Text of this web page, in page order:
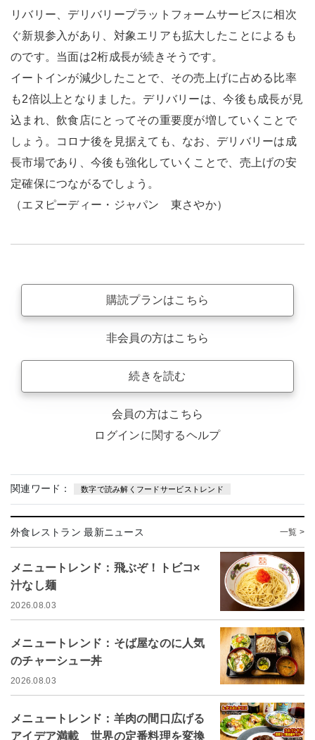
リバリー、デリバリープラットフォームサービスに相次
ぐ新規参入があり、対象エリアも拡大したことによるも
のです。当面は2桁成長が続きそうです。
イートインが減少したことで、その売上げに占める比率
も2倍以上となりました。デリバリーは、今後も成長が見
込まれ、飲食店にとってその重要度が増していくことで
しょう。コロナ後を見据えても、なお、デリバリーは成
長市場であり、今後も強化していくことで、売上げの安
定確保につながるでしょう。
（エヌピーディー・ジャパン 東さやか）
購読プランはこちら
非会員の方はこちら
続きを読む
会員の方はこちら
ログインに関するヘルプ
関連ワード： 数字で読み解くフードサービストレンド
外食レストラン 最新ニュース 一覧 >
メニュートレンド：飛ぶぞ！トビコ×
汁なし麺
2026.08.03
メニュートレンド：そば屋なのに人気
のチャーシュー丼
2026.08.03
メニュートレンド：羊肉の間口広げる
アイデア満載 世界の定番料理を変換